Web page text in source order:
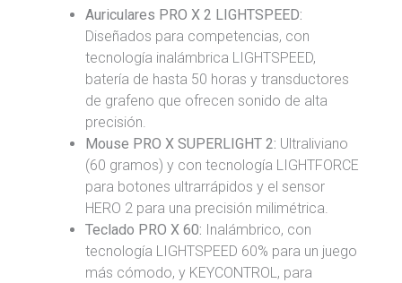
Auriculares PRO X 2 LIGHTSPEED:
Diseñados para competencias, con
tecnología inalámbrica LIGHTSPEED,
batería de hasta 50 horas y transductores
de grafeno que ofrecen sonido de alta
precisión.
Mouse PRO X SUPERLIGHT 2: Ultraliviano
(60 gramos) y con tecnología LIGHTFORCE
para botones ultrarrápidos y el sensor
HERO 2 para una precisión milimétrica.
Teclado PRO X 60: Inalámbrico, con
tecnología LIGHTSPEED 60% para un juego
más cómodo, y KEYCONTROL, para